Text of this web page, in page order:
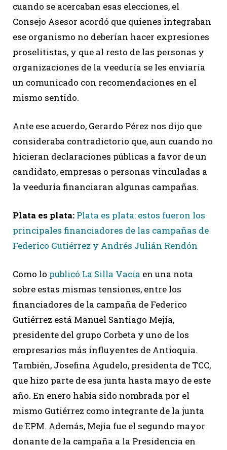
cuando se acercaban esas elecciones, el
Consejo Asesor acordó que quienes integraban
ese organismo no deberían hacer expresiones
proselitistas, y que al resto de las personas y
organizaciones de la veeduría se les enviaría
un comunicado con recomendaciones en el
mismo sentido.
Ante ese acuerdo, Gerardo Pérez nos dijo que
consideraba contradictorio que, aun cuando no
hicieran declaraciones públicas a favor de un
candidato, empresas o personas vinculadas a
la veeduría financiaran algunas campañas.
Plata es plata: Plata es plata: estos fueron los
principales financiadores de las campañas de
Federico Gutiérrez y Andrés Julián Rendón
Como lo publicó La Silla Vacía en una nota
sobre estas mismas tensiones, entre los
financiadores de la campaña de Federico
Gutiérrez está Manuel Santiago Mejía,
presidente del grupo Corbeta y uno de los
empresarios más influyentes de Antioquia.
También, Josefina Agudelo, presidenta de TCC,
que hizo parte de esa junta hasta mayo de este
año. En enero había sido nombrada por el
mismo Gutiérrez como integrante de la junta
de EPM. Además, Mejía fue el segundo mayor
donante de la campaña a la Presidencia en